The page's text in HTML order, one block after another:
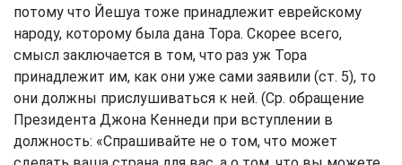
потому что Йешуа тоже принадлежит еврейскому
народу, которому была дана Тора. Скорее всего,
смысл заключается в том, что раз уж Тора
принадлежит им, как они уже сами заявили (ст. 5), то
они должны прислушиваться к ней. (Ср. обращение
Президента Джона Кеннеди при вступлении в
должность: «Спрашивайте не о том, что может